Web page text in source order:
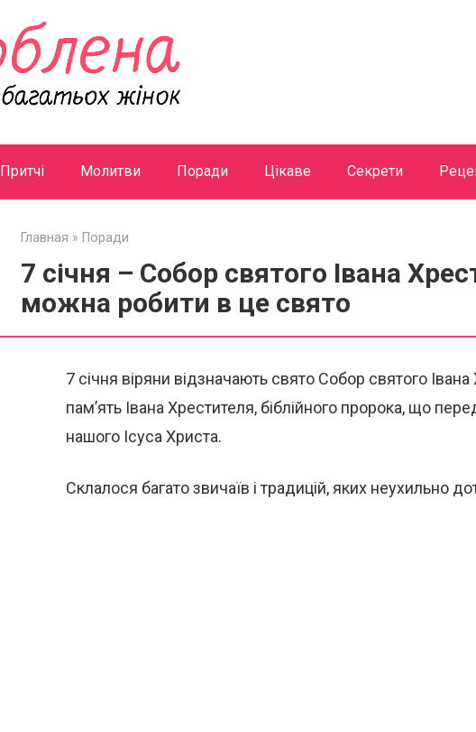
Притчі Молитви Поради Цікаве Секрети
Главная » Поради
7 січня – Собор святого Івана
можна робити в це свято
7 січня віряни відзначають свято Собор святого
пам’ять Івана Хрестителя, біблійного пророка, що
нашого Ісуса Христа.
Склалося багато звичаїв і традицій, яких неухильно